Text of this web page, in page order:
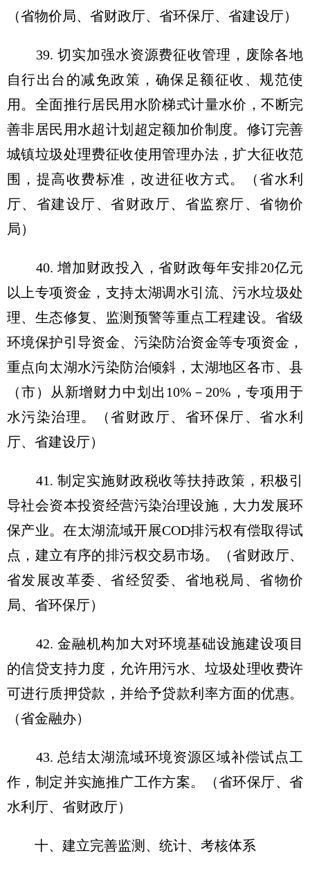
（省物价局、省财政厅、省环保厅、省建设厅）
39. 切实加强水资源费征收管理，废除各地
自行出台的减免政策，确保足额征收、规范使
用。全面推行居民用水阶梯式计量水价，不断完
善非居民用水超计划超定额加价制度。修订完善
城镇垃圾处理费征收使用管理办法，扩大征收范
围，提高收费标准，改进征收方式。（省水利
厅、省建设厅、省财政厅、省监察厅、省物价
局）
40. 增加财政投入，省财政每年安排20亿元
以上专项资金，支持太湖调水引流、污水垃圾处
理、生态修复、监测预警等重点工程建设。省级
环境保护引导资金、污染防治资金等专项资金，
重点向太湖水污染防治倾斜，太湖地区各市、县
（市）从新增财力中划出10%－20%，专项用于
水污染治理。（省财政厅、省环保厅、省水利
厅、省建设厅）
41. 制定实施财政税收等扶持政策，积极引
导社会资本投资经营污染治理设施，大力发展环
保产业。在太湖流域开展COD排污权有偿取得试
点，建立有序的排污权交易市场。（省财政厅、
省发展改革委、省经贸委、省地税局、省物价
局、省环保厅）
42. 金融机构加大对环境基础设施建设项目
的信贷支持力度，允许用污水、垃圾处理收费许
可进行质押贷款，并给予贷款利率方面的优惠。
（省金融办）
43. 总结太湖流域环境资源区域补偿试点工
作，制定并实施推广工作方案。（省环保厅、省
水利厅、省财政厅）
十、建立完善监测、统计、考核体系